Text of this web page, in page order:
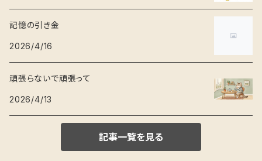
記憶の引き金
2026/4/16
頑張らないで頑張って
2026/4/13
記事一覧を見る